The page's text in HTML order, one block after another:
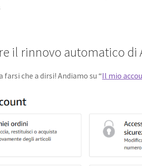
il rinnovo automatico di
farsi che a dirsi! Andiamo su “Il mio